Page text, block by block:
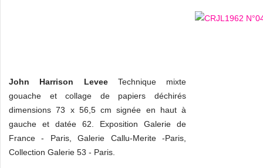
John Harrison LeveeTechnique mixte
gouache et collage de papiers déchirés
dimensions 73 x 56,5 cm signée en haut à
gauche et datée 62. Exposition Galerie de
France - Paris, Galerie Callu-Merite -Paris,
Collection Galerie 53 - Paris.